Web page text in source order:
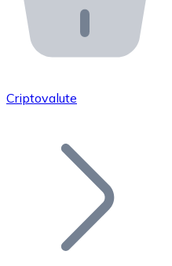
API Bitnovo
Integra la nostra API
Unisciti alla nostra
Aggiungi il token del
Criptovalute